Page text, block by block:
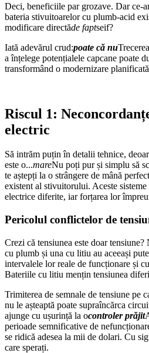
Deci, beneficiile par grozave. Dar ce-
bateria stivuitoarelor cu plumb-acid
modificare directăde faptseif?
Iată adevărul crud:poate că nu
a înțelege potențialele capcane poate
transformând o modernizare
Riscul 1:
electric
Să intrăm puțin în detalii tehnice,
este o...mareNu poți pur și simplu să
te aștepți la o strângere de mână
existent al stivuitorului. Aceste
electrice diferite, iar forțarea lor
Pericolul conflictelor de
Crezi că tensiunea este doar
cu plumb și una cu litiu au aceeași
intervalele lor reale de funcționare și
Bateriile cu litiu mențin tensiunea
Trimiterea de semnale de tensiune pe
nu le așteaptă poate supraîncărca
ajunge cu ușurință la ocontroler prăjit
perioade semnificative de
se ridică adesea la mii de dolari. Cu
care sperați.